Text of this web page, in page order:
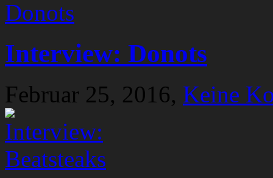
Interview: Donots
Februar 25, 2016, Keine